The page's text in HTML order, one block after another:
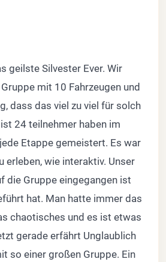
geilste Silvester Ever. Wir
mit 10 Fahrzeugen und
dass das viel zu viel für solch
24 teilnehmer haben im
Etappe gemeistert. Es war
erleben, wie interaktiv. Unser
die Gruppe eingegangen ist
hat. Man hatte immer das
chaotisches und es ist etwas
gerade erfährt Unglaublich
so einer großen Gruppe. Ein